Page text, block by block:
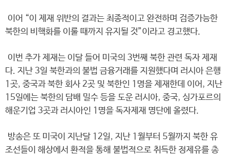
이어 “이 제재 위반의 결과는 최종적이고 완전하며 검증가능한
북한의 비핵화를 이룰 때까지 유지될 것”이라고 경고했다.
이번 추가 제재는 이달 들어 미국의 3번째 북한 관련 독자 제재
다. 지난 3일 북한과의 불법 금융거래를 지원했다며 러시아 은행
1곳, 중국과 북한 회사 2곳 및 북한인 1명을 제재한데 이어, 지난
15일에는 북한의 담배 밀수 등을 도운 러시아, 중국, 싱가포르의
해운기업 3곳과 러시아인 1명을 독자제재 명단에 올렸다.
방송은 또 미국이 지난달 12일, 지난 1월부터 5월까지 북한 유
조선들이 해상에서 환적을 통해 불법적으로 취득한 정제유를 총